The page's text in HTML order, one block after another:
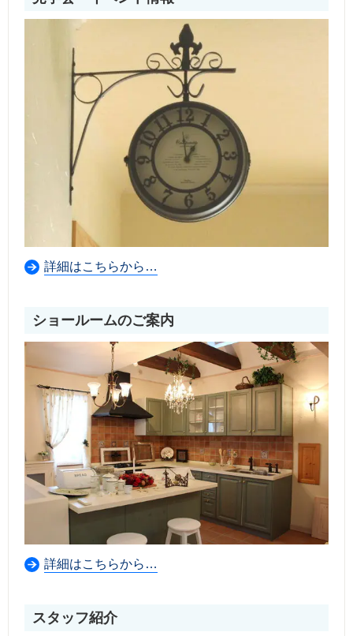
詳細はこちらから…
ショールームのご案内
詳細はこちらから…
スタッフ紹介